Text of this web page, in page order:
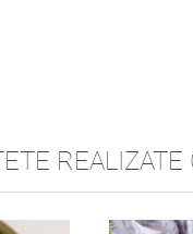
REALIZATE